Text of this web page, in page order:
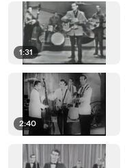
1:31
2:40